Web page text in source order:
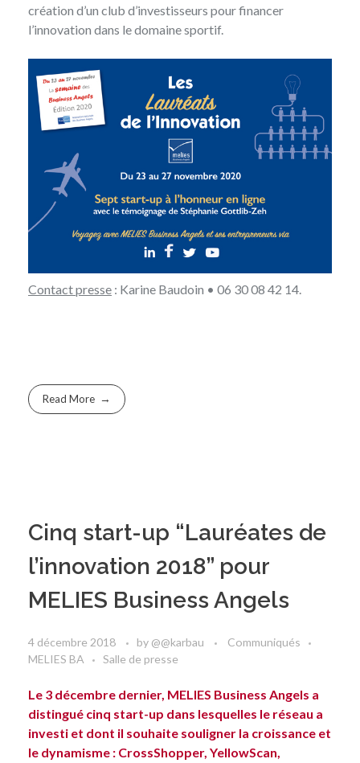
création d’un club d’investisseurs pour financer
l’innovation dans le domaine sportif.
Contact presse : Karine Baudoin • 06 30 08 42 14.
Read More
Cinq start-up “Lauréates de
l’innovation 2018” pour
MELIES Business Angels
4 décembre 2018 by @@karbau
Communiqués
MELIES BA
Salle de presse
Le 3 décembre dernier, MELIES Business Angels a
distingué cinq start-up dans lesquelles le réseau a
investi et dont il souhaite souligner la croissance et
le dynamisme : CrossShopper, YellowScan,